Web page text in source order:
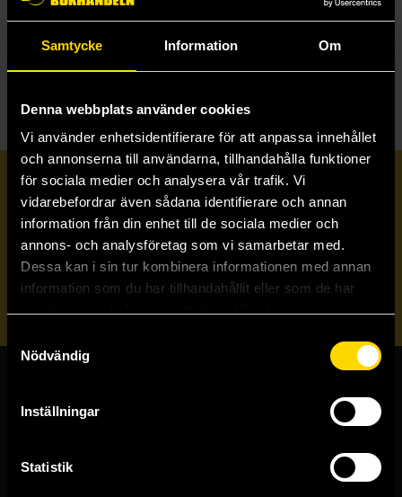
Samtycke Information Om
Denna webbplats använder cookies
Vi använder enhetsidentifierare för att anpassa innehållet
och annonserna till användarna, tillhandahålla funktioner
för sociala medier och analysera vår trafik. Vi
vidarebefordrar även sådana identifierare och annan
information från din enhet till de sociala medier och
annons- och analysföretag som vi samarbetar med.
Dessa kan i sin tur kombinera informationen med annan
information som du har tillhandahållit eller som de har
Nödvändig
Inställningar
Statistik
SAMLINGSVOLYM
TECKNA & MÅLA TECKNAD SERIE
Prenumerera på vårt nyhetsbrev
Veckobrevet
Skicka
Butiker & kundtjänst
Västerlånggatan 48